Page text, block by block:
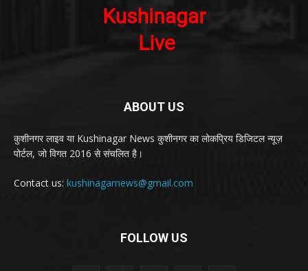
ABOUT US
कुशीनगर लाइव या Kushinagar News कुशीनगर का लोकप्रिय डिजिटल न्यूज़
पोर्टल, जो विगत 2016 से संचलित है।
Contact us: kushinagarnews@gmail.com
FOLLOW US